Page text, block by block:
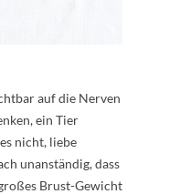
auf die Nerven
ein Tier
nicht, liebe
unanständig, dass
Brust-Gewicht